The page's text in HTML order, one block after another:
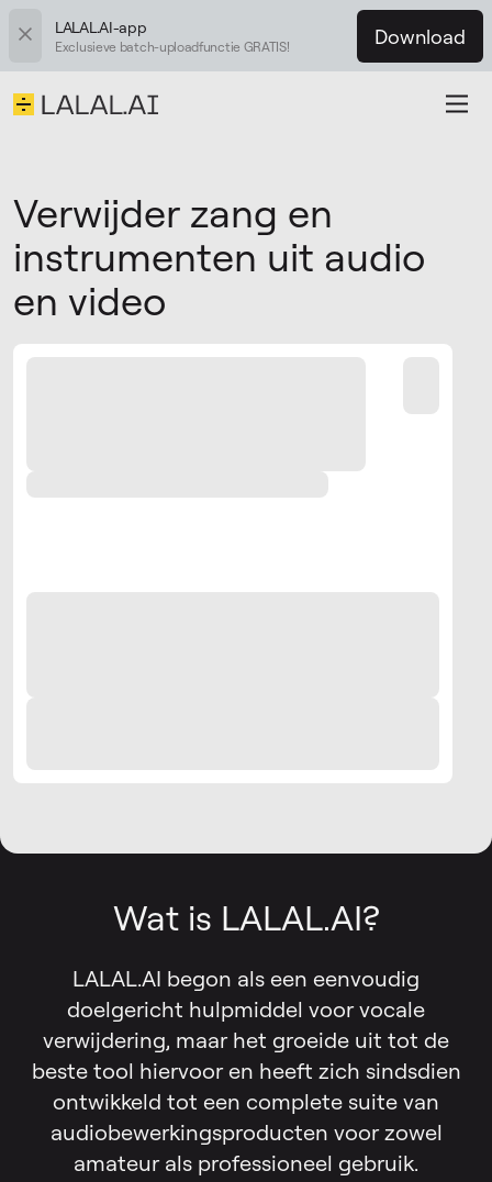
LALAL.AI-app
Exclusieve batch-uploadfunctie GRATIS! Download
Verwijder zang en
instrumenten uit audio
en video
Wat is LALAL.AI?
LALAL.AI begon als een eenvoudig
doelgericht hulpmiddel voor vocale
verwijdering, maar het groeide uit tot de
beste tool hiervoor en heeft zich sindsdien
ontwikkeld tot een complete suite van
audiobewerkingsproducten voor zowel
amateur als professioneel gebruik.